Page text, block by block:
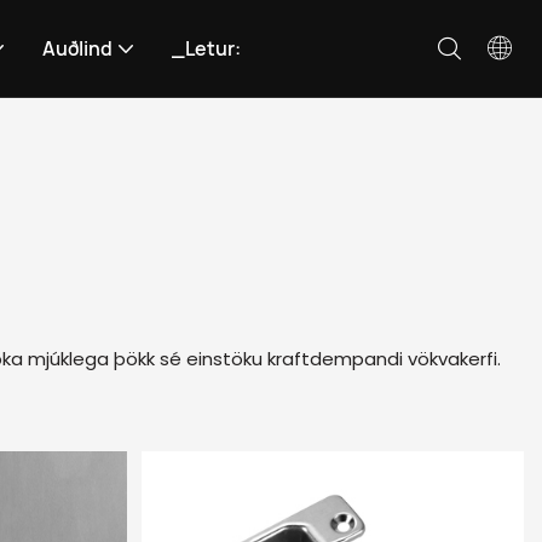
Auðlind _Letur:
mjúklega þökk sé einstöku kraftdempandi vökvakerfi.